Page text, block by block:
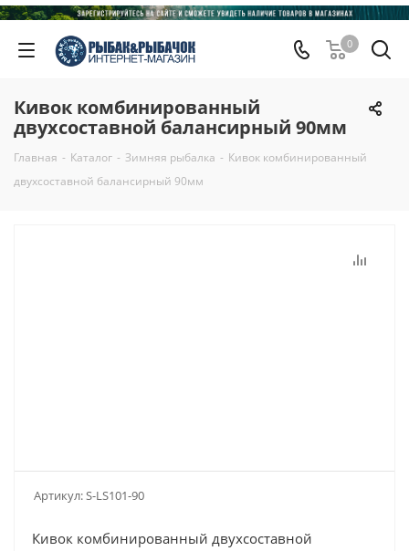
0
Кивок комбинированный
двухсоставной балансирный 90мм
Главная - Каталог - Зимняя рыбалка - Кивок комбинированный
двухсоставной балансирный 90мм
Артикул:S-LS101-90
Кивок комбинированный двухсоставной